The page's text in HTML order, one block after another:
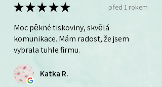
★★★★★ před 1 rokem
Moc pěkné tiskoviny, skvělá
komunikace. Mám radost, že jsem
vybrala tuhle firmu.
Katka R.